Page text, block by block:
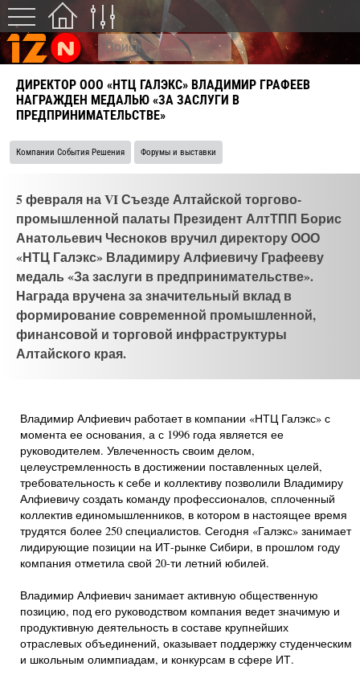
ДИРЕКТОР ООО «НТЦ ГАЛЭКС» ВЛАДИМИР ГРАФЕЕВ
НАГРАЖДЕН МЕДАЛЬЮ «ЗА ЗАСЛУГИ В
ПРЕДПРИНИМАТЕЛЬСТВЕ»
Компании События Решения Форумы и выставки
5 февраля на VI Съезде Алтайской торгово-
промышленной палаты Президент АлтТПП Борис
Анатольевич Чесноков вручил директору ООО
«НТЦ Галэкс» Владимиру Алфиевичу Графееву
медаль «За заслуги в предпринимательстве».
Награда вручена за значительный вклад в
формирование современной промышленной,
финансовой и торговой инфраструктуры
Алтайского края.
Владимир Алфиевич работает в компании «НТЦ Галэкс» с
момента ее основания, а с 1996 года является ее
руководителем. Увлеченность своим делом,
целеустремленность в достижении поставленных целей,
требовательность к себе и коллективу позволили Владимиру
Алфиевичу создать команду профессионалов, сплоченный
коллектив единомышленников, в котором в настоящее время
трудятся более 250 специалистов. Сегодня «Галэкс» занимает
лидирующие позиции на ИТ-рынке Сибири, в прошлом году
компания отметила свой 20-ти летний юбилей.
Владимир Алфиевич занимает активную общественную
позицию, под его руководством компания ведет значимую и
продуктивную деятельность в составе крупнейших
отраслевых объединений, оказывает поддержку студенческим
и школьным олимпиадам, и конкурсам в сфере ИТ.